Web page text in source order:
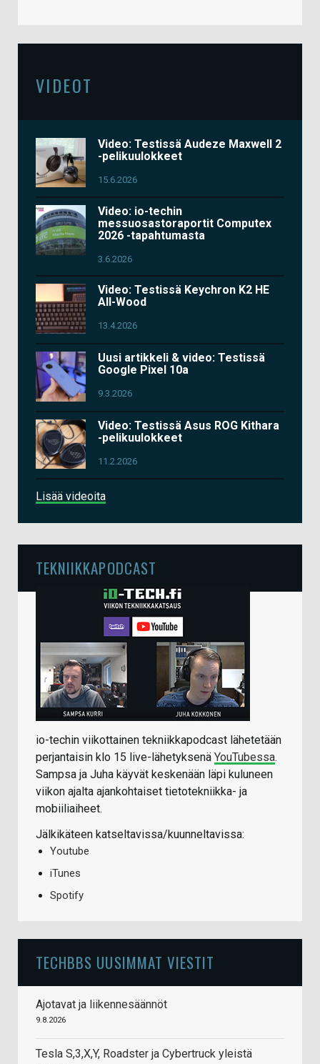
VIDEOT
Video: Testissä Audeze Maxwell 2
-pelikuulokkeet
15.6.2026
Video: io-techin
messuosastoraportit Computex
2026 -tapahtumasta
3.6.2026
Video: Testissä Keychron K2 HE
All-Wood
13.4.2026
Uusi artikkeli & video: Testissä
Google Pixel 10a
9.3.2026
Video: Testissä Asus ROG Kithara
-pelikuulokkeet
11.2.2026
Lisää videoita
TEKNIIKKAPODCAST
io-techin viikottainen tekniikkapodcast lähetetään
perjantaisin klo 15 live-lähetyksenä YouTubessa.
Sampsa ja Juha käyvät keskenään läpi kuluneen
viikon ajalta ajankohtaiset tietotekniikka- ja
mobiiliaiheet.
Jälkikäteen katseltavissa/kuunneltavissa:
Youtube
iTunes
Spotify
TECHBBS UUSIMMAT VIESTIT
Ajotavat ja liikennesäännöt
9.8.2026
Tesla S,3,X,Y, Roadster ja Cybertruck yleistä